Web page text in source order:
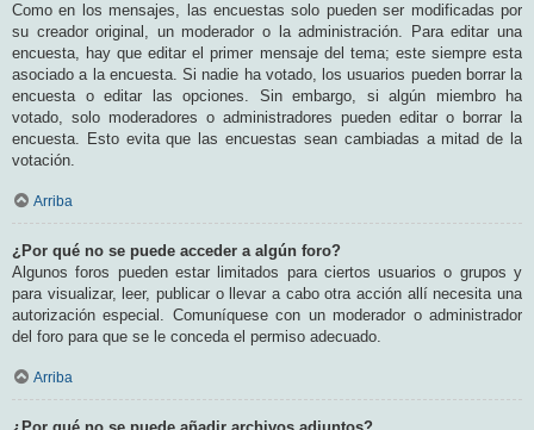
Como en los mensajes, las encuestas solo pueden ser modificadas por
su creador original, un moderador o la administración. Para editar una
encuesta, hay que editar el primer mensaje del tema; este siempre esta
asociado a la encuesta. Si nadie ha votado, los usuarios pueden borrar la
encuesta o editar las opciones. Sin embargo, si algún miembro ha
votado, solo moderadores o administradores pueden editar o borrar la
encuesta. Esto evita que las encuestas sean cambiadas a mitad de la
votación.
Arriba
¿Por qué no se puede acceder a algún foro?
Algunos foros pueden estar limitados para ciertos usuarios o grupos y
para visualizar, leer, publicar o llevar a cabo otra acción allí necesita una
autorización especial. Comuníquese con un moderador o administrador
del foro para que se le conceda el permiso adecuado.
Arriba